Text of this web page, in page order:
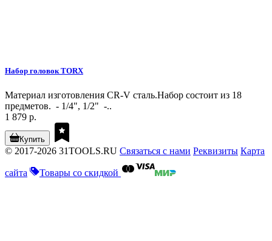
Набор головок TORX
Материал изготовления CR-V сталь.Набор состоит из 18
предметов. - 1/4", 1/2" -..
1 879 р.
Купить
© 2017-2026 31TOOLS.RU Связаться с нами Реквизиты Карта
сайта Товары со скидкой